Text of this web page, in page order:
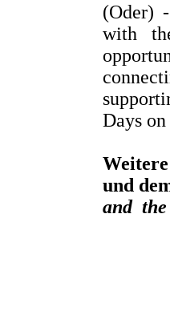
(Oder)
with
Days
und
and